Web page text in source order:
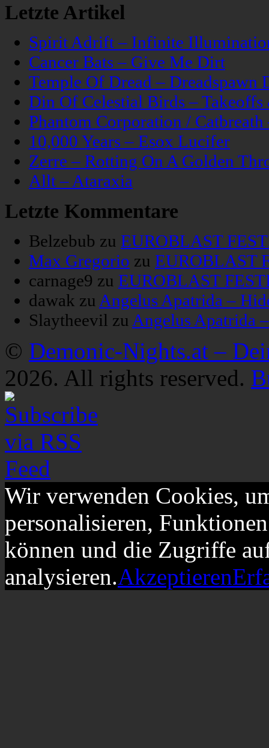
Letzte Artikel
Spirit Adrift – Infinite
Cancer Bats – Give Me Dirt
Temple Of Dread – Dreadspawn
Din Of Celestial Birds –
Phantom Corporation /
10,000 Years – Esox Lucifer
Zerre – Rotting On A Golden
Allt – Ataraxia
Letzte Kommentare
Belzebub zu EUROBLAST
Max Gregorio zu EUROBLAST
carnage9 zu EUROBLAST
dawak zu Angelus Apatrida –
Slaytheevil zu Angelus Apatrida
© Demonic-Nights.at –
2026. All rights reserved.
Wir verwenden Cookies,
personalisieren,
können und die Zugriffe
analysieren.Akzeptieren